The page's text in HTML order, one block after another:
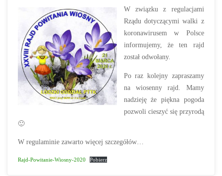
W związku z regulacjami
Rządu dotyczącymi walki z
koronawirusem w Polsce
informujemy, że ten rajd
został odwołany.
Po raz kolejny zapraszamy
na wiosenny rajd. Mamy
nadzieję że piękna pogoda
pozwoli cieszyć się przyrodą
🙂
W regulaminie zawarto więcej szczegółów…
Rajd-Powitanie-Wiosny-2020 Pobierz